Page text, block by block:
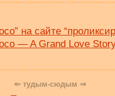
на сайте
— A Grand Love
⇐ тудым-сюдым ⇒